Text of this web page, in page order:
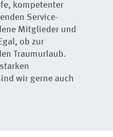
kompetenter
Service-
Mitglieder und
ob zur
Traumurlaub.
wir gerne auch